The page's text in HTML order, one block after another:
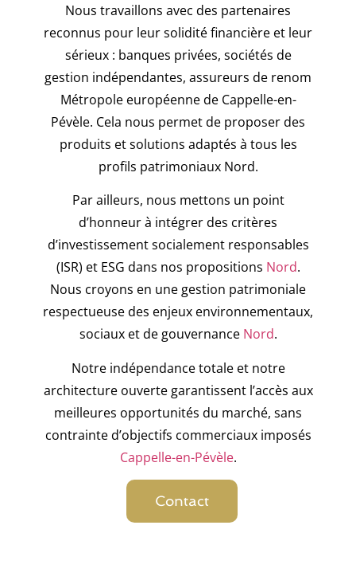
Nous travaillons avec des partenaires
reconnus pour leur solidité financière et leur
sérieux : banques privées, sociétés de
gestion indépendantes, assureurs de renom
Métropole européenne de Cappelle-en-
Pévèle. Cela nous permet de proposer des
produits et solutions adaptés à tous les
profils patrimoniaux Nord.
Par ailleurs, nous mettons un point
d’honneur à intégrer des critères
d’investissement socialement responsables
(ISR) et ESG dans nos propositions Nord.
Nous croyons en une gestion patrimoniale
respectueuse des enjeux environnementaux,
sociaux et de gouvernance Nord.
Notre indépendance totale et notre
architecture ouverte garantissent l’accès aux
meilleures opportunités du marché, sans
contrainte d’objectifs commerciaux imposés
Cappelle-en-Pévèle.
Contact